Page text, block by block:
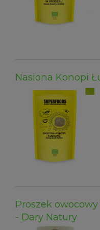
Nasiona Konopi
Proszek
- Dary Natury